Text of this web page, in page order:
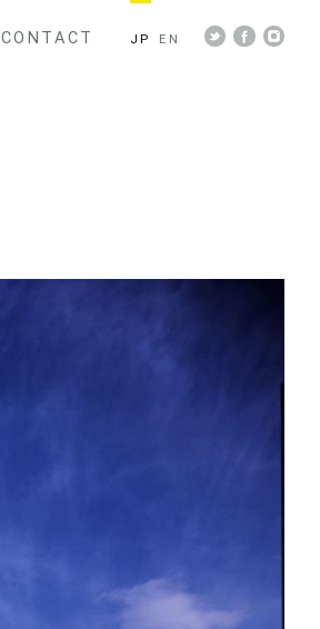
CONTACT JP EN